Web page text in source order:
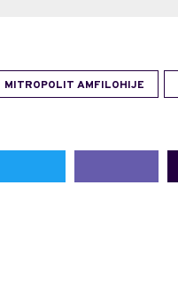
MITROPOLIT AMFILOHIJE